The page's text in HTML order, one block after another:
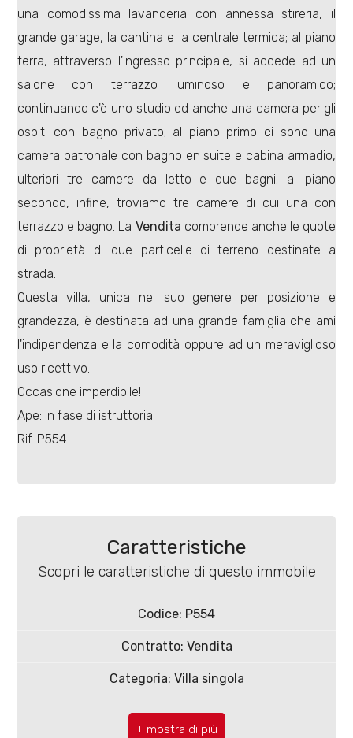
una comodissima lavanderia con annessa stireria, il
grande garage, la cantina e la centrale termica; al piano
terra, attraverso l'ingresso principale, si accede ad un
salone con terrazzo luminoso e panoramico;
continuando c'è uno studio ed anche una camera per gli
ospiti con bagno privato; al piano primo ci sono una
camera patronale con bagno en suite e cabina armadio,
ulteriori tre camere da letto e due bagni; al piano
secondo, infine, troviamo tre camere di cui una con
terrazzo e bagno. La Vendita comprende anche le quote
di proprietà di due particelle di terreno destinate a
strada.
Questa villa, unica nel suo genere per posizione e
grandezza, è destinata ad una grande famiglia che ami
l'indipendenza e la comodità oppure ad un meraviglioso
uso ricettivo.
Occasione imperdibile!
Ape: in fase di istruttoria
Rif. P554
Caratteristiche
Scopri le caratteristiche di questo immobile
Codice: P554
Contratto: Vendita
Categoria: Villa singola
CAP: 86100
Locali
minimi
Qualsiasi
1
2
3
4
5